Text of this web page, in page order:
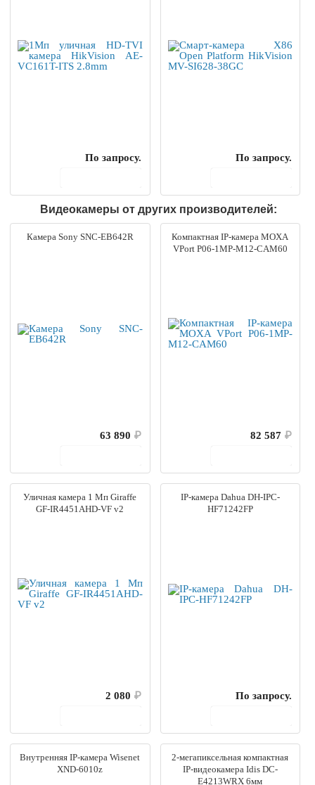
По запросу.
По запросу.
Видеокамеры от других производителей:
Камера Sony SNC-EB642R
63 890 ₽
Компактная IP-камера MOXA
VPort P06-1MP-M12-CAM60
82 587 ₽
Уличная камера 1 Мп Giraffe
GF-IR4451AHD-VF v2
2 080 ₽
IP-камера Dahua DH-IPC-
HF71242FP
По запросу.
Внутренняя IP-камера Wisenet
XND-6010z
2-мегапиксельная компактная
IP-видеокамера Idis DC-
E4213WRX 6мм